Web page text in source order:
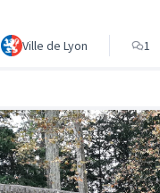
Ville de Lyon 1